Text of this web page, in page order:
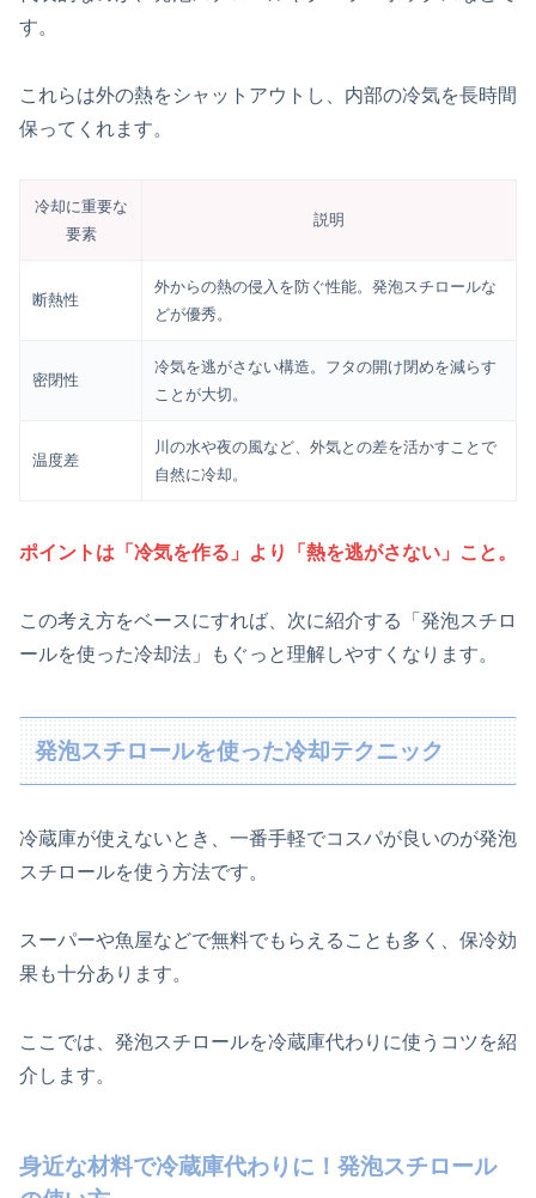
す。
これらは外の熱をシャットアウトし、内部の冷気を長時間
保ってくれます。
冷却に重要な
要素
説明
断熱性
外からの熱の侵入を防ぐ性能。発泡スチロールな
どが優秀。
密閉性
冷気を逃がさない構造。フタの開け閉めを減らす
ことが大切。
温度差
川の水や夜の風など、外気との差を活かすことで
自然に冷却。
ポイントは「冷気を作る」より「熱を逃がさない」こと。
この考え方をベースにすれば、次に紹介する「発泡スチロ
ールを使った冷却法」もぐっと理解しやすくなります。
発泡スチロールを使った冷却テクニック
冷蔵庫が使えないとき、一番手軽でコスパが良いのが発泡
スチロールを使う方法です。
スーパーや魚屋などで無料でもらえることも多く、保冷効
果も十分あります。
ここでは、発泡スチロールを冷蔵庫代わりに使うコツを紹
介します。
身近な材料で冷蔵庫代わりに！発泡スチロール